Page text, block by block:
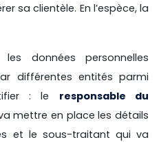
sa clientèle. En l’espèce, la
données personnelles
différentes entités parmi
: le responsable du
mettre en place les détails
et le sous-traitant qui va